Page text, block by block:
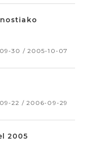
30 / 2005-10-07
22 / 2006-09-29
2005